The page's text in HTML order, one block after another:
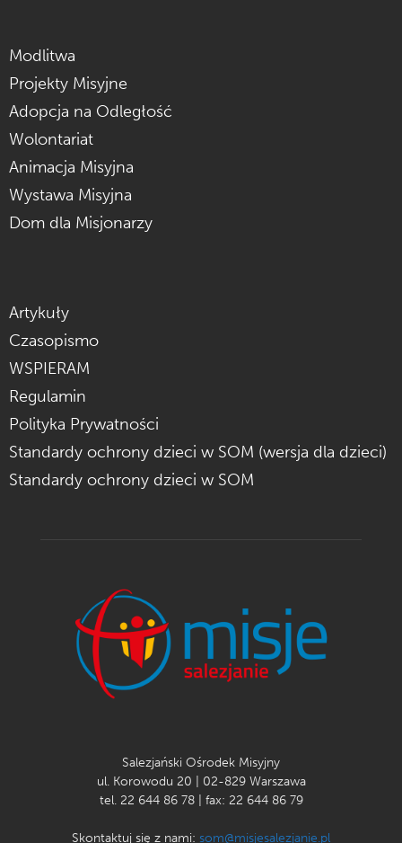
Modlitwa
Projekty Misyjne
Adopcja na Odległość
Wolontariat
Animacja Misyjna
Wystawa Misyjna
Dom dla Misjonarzy
Artykuły
Czasopismo
WSPIERAM
Regulamin
Polityka Prywatności
Standardy ochrony dzieci w SOM (wersja dla dzieci)
Standardy ochrony dzieci w SOM
Salezjański Ośrodek Misyjny
ul. Korowodu 20 | 02-829 Warszawa
tel. 22 644 86 78 | fax: 22 644 86 79
Skontaktuj się z nami: som@misjesalezjanie.pl